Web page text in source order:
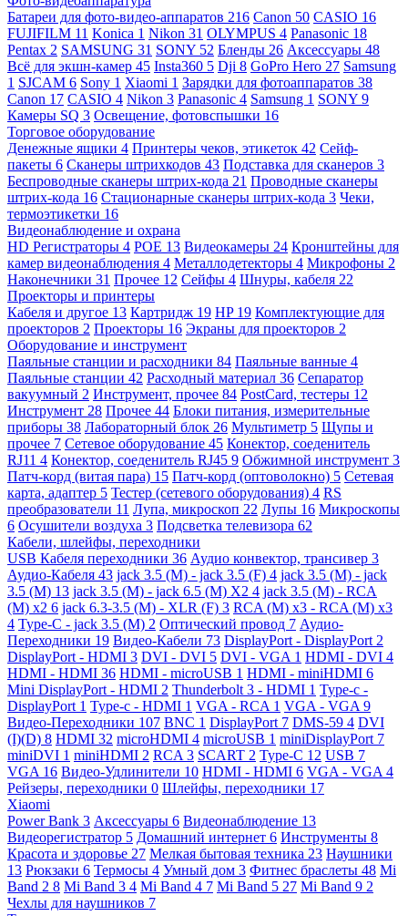
Батареи для фото-видео-аппаратов 216 Canon 50 CASIO 16
FUJIFILM 11 Konica 1 Nikon 31 OLYMPUS 4 Panasonic 18
Pentax 2 SAMSUNG 31 SONY 52 Бленды 26 Аксессуары 48
Всё для экшн-камер 45 Insta360 5 Dji 8 GoPro Hero 27 Samsung
1 SJCAM 6 Sony 1 Xiaomi 1 Зарядки для фотоаппаратов 38
Canon 17 CASIO 4 Nikon 3 Panasonic 4 Samsung 1 SONY 9
Камеры SQ 3 Освещение, фотовспышки 16
Торговое оборудование
Денежные ящики 4 Принтеры чеков, этикеток 42 Сейф-
пакеты 6 Сканеры штрихкодов 43 Подставка для сканеров 3
Беспроводные сканеры штрих-кода 21 Проводные сканеры
штрих-кода 16 Стационарные сканеры штрих-кода 3 Чеки,
термоэтикетки 16
Видеонаблюдение и охрана
HD Регистраторы 4 POE 13 Видеокамеры 24 Кронштейны для
камер видеонаблюдения 4 Металлодетекторы 4 Микрофоны 2
Наконечники 31 Прочее 12 Сейфы 4 Шнуры, кабеля 22
Проекторы и принтеры
Кабеля и другое 13 Картридж 19 HP 19 Комплектующие для
проекторов 2 Проекторы 16 Экраны для проекторов 2
Оборудование и инструмент
Паяльные станции и расходники 84 Паяльные ванные 4
Паяльные станции 42 Расходный материал 36 Сепаратор
вакуумный 2 Инструмент, прочее 84 PostCard, тестеры 12
Инструмент 28 Прочее 44 Блоки питания, измерительные
приборы 38 Лабораторный блок 26 Мультиметр 5 Щупы и
прочее 7 Сетевое оборудование 45 Конектор, соеденитель
RJ11 4 Конектор, соеденитель RJ45 9 Обжимной инструмент 3
Патч-корд (витая пара) 15 Патч-корд (оптоволокно) 5 Сетевая
карта, адаптер 5 Тестер (сетевого оборудования) 4 RS
преобразователи 11 Лупа, микроскоп 22 Лупы 16 Микроскопы
6 Осушители воздуха 3 Подсветка телевизора 62
Кабели, шлейфы, переходники
USB Кабеля переходники 36 Аудио конвектор, трансивер 3
Аудио-Кабеля 43 jack 3.5 (M) - jack 3.5 (F) 4 jack 3.5 (M) - jack
3.5 (M) 13 jack 3.5 (M) - jack 6.5 (M) X2 4 jack 3.5 (M) - RCA
(M) x2 6 jack 6.3-3.5 (M) - XLR (F) 3 RCA (M) x3 - RCA (M) x3
4 Type-C - jack 3.5 (M) 2 Оптический провод 7 Аудио-
Переходники 19 Видео-Кабели 73 DisplayPort - DisplayPort 2
DisplayPort - HDMI 3 DVI - DVI 5 DVI - VGA 1 HDMI - DVI 4
HDMI - HDMI 36 HDMI - microUSB 1 HDMI - miniHDMI 6
Mini DisplayPort - HDMI 2 Thunderbolt 3 - HDMI 1 Type-c -
DisplayPort 1 Type-c - HDMI 1 VGA - RCA 1 VGA - VGA 9
Видео-Переходники 107 BNC 1 DisplayPort 7 DMS-59 4 DVI
(I)(D) 8 HDMI 32 microHDMI 4 microUSB 1 miniDisplayPort 7
miniDVI 1 miniHDMI 2 RCA 3 SCART 2 Type-C 12 USB 7
VGA 16 Видео-Удлинители 10 HDMI - HDMI 6 VGA - VGA 4
Рейзеры, переходники 0 Шлейфы, переходники 17
Xiaomi
Power Bank 3 Аксессуары 6 Видеонаблюдение 13
Видеорегистратор 5 Домашний интернет 6 Инструменты 8
Красота и здоровье 27 Мелкая бытовая техника 23 Наушники
13 Рюкзаки 6 Термосы 4 Умный дом 3 Фитнес браслеты 48 Mi
Band 2 8 Mi Band 3 4 Mi Band 4 7 Mi Band 5 27 Mi Band 9 2
Чехлы для наушников 7